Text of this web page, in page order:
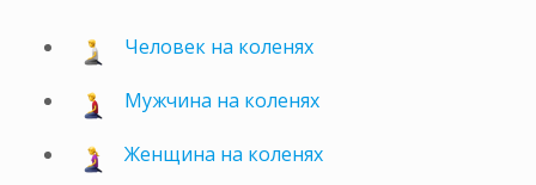
Человек на коленях
Мужчина на коленях
Женщина на коленях